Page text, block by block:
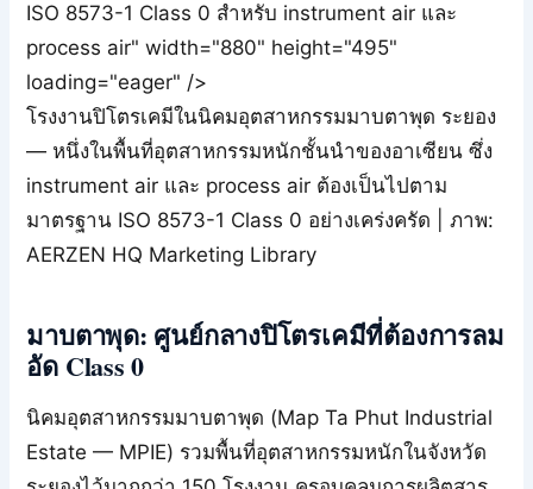
ISO 8573-1 Class 0 สำหรับ instrument air และ
process air" width="880" height="495"
loading="eager" />
โรงงานปิโตรเคมีในนิคมอุตสาหกรรมมาบตาพุด ระยอง
— หนึ่งในพื้นที่อุตสาหกรรมหนักชั้นนำของอาเซียน ซึ่ง
instrument air และ process air ต้องเป็นไปตาม
มาตรฐาน ISO 8573-1 Class 0 อย่างเคร่งครัด | ภาพ:
AERZEN HQ Marketing Library
มาบตาพุด: ศูนย์กลางปิโตรเคมีที่ต้องการลม
อัด Class 0
นิคมอุตสาหกรรมมาบตาพุด (Map Ta Phut Industrial
Estate — MPIE) รวมพื้นที่อุตสาหกรรมหนักในจังหวัด